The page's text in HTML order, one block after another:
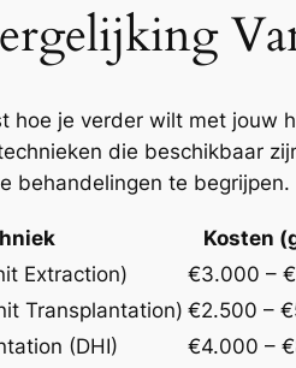
hoe je verder wilt met jouw
die beschikbaar
behandelingen te begrijpen.
Kosten
Extraction)
€3.000 –
Transplantation) €2.500 –
(DHI)
€4.000 –